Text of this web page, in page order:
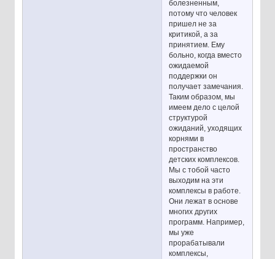
болезненным,
потому что человек
пришел не за
критикой, а за
принятием. Ему
больно, когда вместо
ожидаемой
поддержки он
получает замечания.
Таким образом, мы
имеем дело с целой
структурой
ожиданий, уходящих
корнями в
пространство
детских комплексов.
Мы с тобой часто
выходим на эти
комплексы в работе.
Они лежат в основе
многих других
программ. Например,
мы уже
прорабатывали
комплексы,